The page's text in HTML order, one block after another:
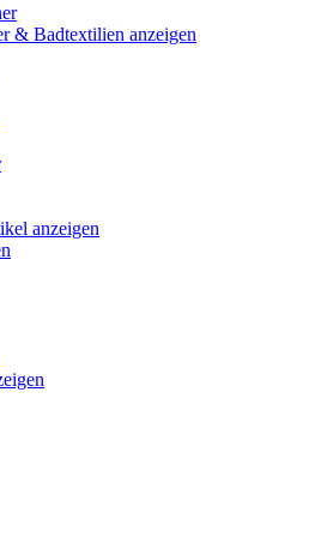
& Badtextilien anzeigen
anzeigen